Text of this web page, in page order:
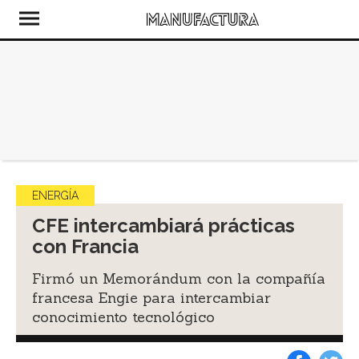
ENERGÍA
CFE intercambiará prácticas
con Francia
Firmó un Memorándum con la compañía
francesa Engie para intercambiar
conocimiento tecnológico